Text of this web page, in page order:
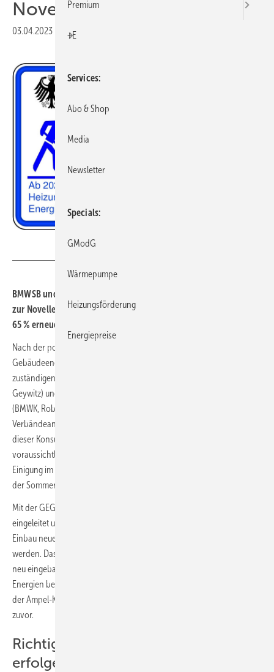
Novelle gestartet
03.04.2023 Druckvorschau
BMWSB und BMWK haben die Länder- und Verbändeanhörung
zur Novelle des Gebäudeenergiegesetzes mit Regelungen zu
65 % erneuerbarer Energie bei neuen Heizungen eingeleitet.
Nach der politischen Einigung auf eine Novelle des
Gebäudeenergiegesetzes (GEG) am 31. März 2023 haben die
zuständigen Ressorts – das Bundesbauministerium (BMWSB, Klara
Geywitz) und das Bundeswirtschafts- und Klimaschutzministerium
(BMWK, Robert Habeck) – am 3. April die Länder- und
Verbändeanhörung zu der Gesetzesnovelle gestartet. Nach Abschluss
dieser Konsultationsphase folgt dann in einem nächsten Schritt,
voraussichtlich noch im April 2023, die Kabinettbefassung. Die
Einigung im Koalitionsausschuss sieht vor, dass das Gesetz noch vor
der Sommerpause 2023 vom Bundestag beschlossen wird.
Mit der GEG-Novelle soll die Dekarbonisierung des Wärmebereichs
eingeleitet und schrittweise umgesetzt werden. Ab 2024 muss beim
Einbau neuer Heizungen konsequent auf erneuerbare Energie gesetzt
werden. Das heißt konkret, dass ab dem 1. Januar 2024 möglichst jede
neu eingebaute Heizung zu mindestens 65 % mit erneuerbaren
Energien betrieben werden muss. Nach der politischen Einigung in
der Ampel-Koalition hat aber „möglichst“ eine andere Bedeutung als
zuvor.
Richtige Weichenstellung muss jetzt
erfolgen
Premium
+E
Services
Abo & Shop
Media
Newsletter
Specials
GModG
Wärmepumpe
Heizungsförderung
Energiepreise